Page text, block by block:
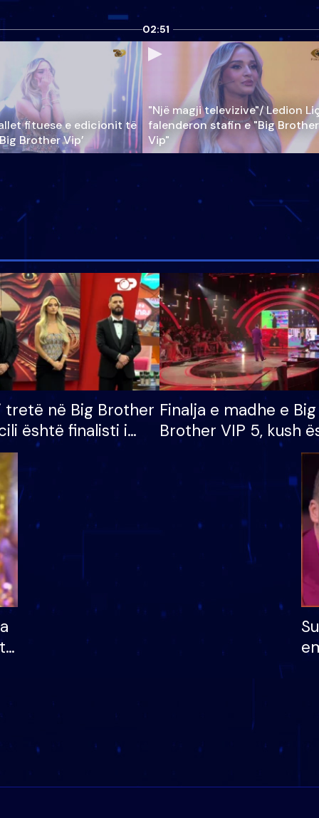
fituese e edicionit të
Brother Vip’
02:51
"Një magji televizive"/ Ledion
falenderon stafin e "Big Brother
Vip"
tretë në Big Brother
është finalisti i
lë shtëpinë
Finalja e madhe e Big
Brother VIP 5, kush
banori i parë që lë
dhe humb
të fituar çmimin e